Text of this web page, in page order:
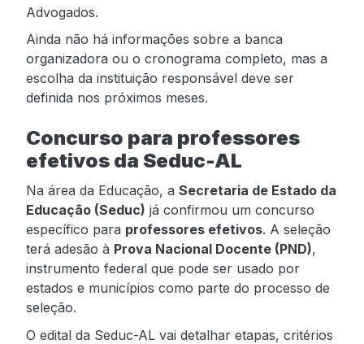
Advogados.
Ainda não há informações sobre a banca
organizadora ou o cronograma completo, mas a
escolha da instituição responsável deve ser
definida nos próximos meses.
Concurso para professores
efetivos da Seduc-AL
Na área da Educação, a Secretaria de Estado da
Educação (Seduc) já confirmou um concurso
específico para professores efetivos. A seleção
terá adesão à Prova Nacional Docente (PND),
instrumento federal que pode ser usado por
estados e municípios como parte do processo de
seleção.
O edital da Seduc-AL vai detalhar etapas, critérios